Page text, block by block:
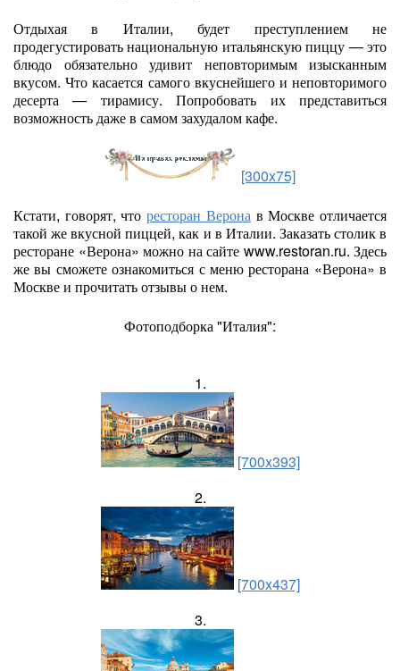
Отдыхая в Италии, будет преступлением не
продегустировать национальную итальянскую пиццу — это
блюдо обязательно удивит неповторимым изысканным
вкусом. Что касается самого вкуснейшего и неповторимого
десерта — тирамису. Попробовать их представиться
возможность даже в самом захудалом кафе.
[300x75]
Кстати, говорят, чторесторан Веронав Москве отличается
такой же вкусной пиццей, как и в Италии. Заказать столик в
ресторане «Верона» можно на сайте www.restoran.ru. Здесь
же вы сможете ознакомиться с меню ресторана «Верона» в
Москве и прочитать отзывы о нем.
Фотоподборка "Италия":
1.
[700x393]
2.
[700x437]
3.